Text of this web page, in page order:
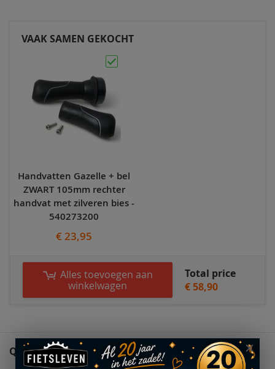
VAAK SAMEN GEKOCHT
Handvatten Gazelle + bel
ZWART 105mm rechter
handvat met zilveren bies -
540273200
€ 23,95
Alles toevoegen aan
winkelwagen
Total price
€ 58,90
QUESTIONS (0)